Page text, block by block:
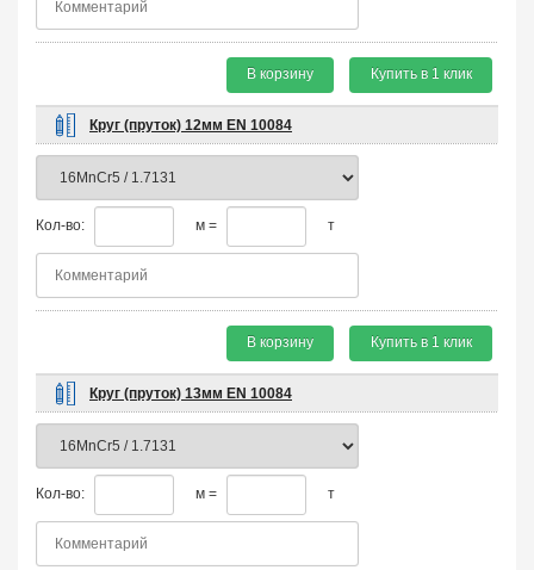
В корзину Купить в 1 клик
Круг (пруток) 12мм EN 10084
Кол-во: м = т
В корзину Купить в 1 клик
Круг (пруток) 13мм EN 10084
Кол-во: м = т